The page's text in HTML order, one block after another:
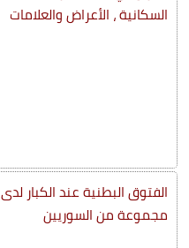
السكانية ، الأعراض والعلامات
الفتوق البطنية عند الكبار لدى
مجموعة من السوريين